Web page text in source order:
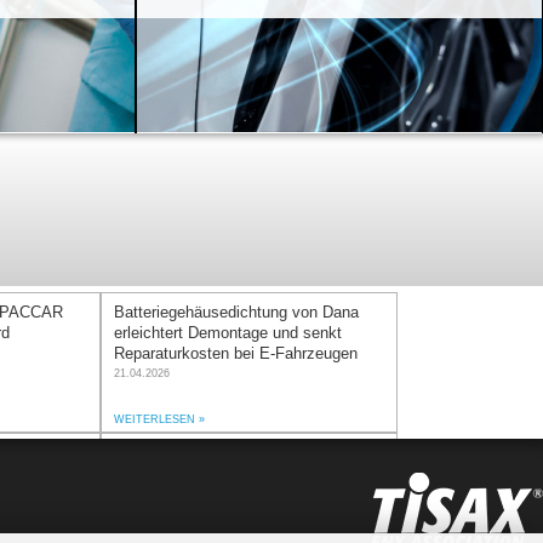
Batteriegehäusedichtung von Dana
erleichtert Demontage und senkt
Reparaturkosten bei E-Fahrzeugen
21.04.2026
WEITERLESEN